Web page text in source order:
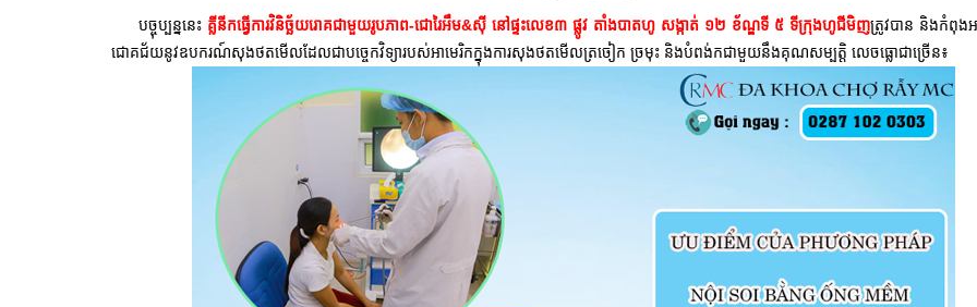
បច្ចុប្បន្ននេះ គ្លីនីកធ្វើការវិនិច្ឆ័យរោគជាមួយរូបភាព-ជោរៃអឹម&ស៊ី នៅផ្ទះលេខ៣ ផ្លូវ តាំងបាតហូ សង្កាត់ ១២ ខ័ណ្ឌទី ៥ ទីក្រុងហូជីមិញត្រូវបាន និងកំពុង
ជោគជ័យនូវឧបករណ៍សុងថតមើលដែលជាបច្ចេកវិទ្យារបស់អាមេរិកក្នុងការសុងថតមើលត្រចៀក ច្រមុះ និងបំពង់កជាមួយនឹងគុណសម្បត្តិ លេចធ្លោជាច្រើន៖